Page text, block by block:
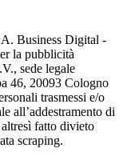
Business Digital -
la pubblicità
sede legale
46, 20093 Cologno
trasmessi e/o
all’addestramento di
fatto divieto
scraping.